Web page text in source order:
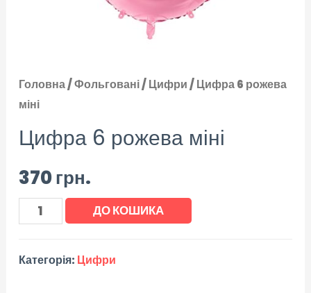
Головна/Фольговані/Цифри/ Цифра 6 рожева
міні
Цифра 6 рожева міні
370грн.
ДО КОШИКА
Категорія: Цифри